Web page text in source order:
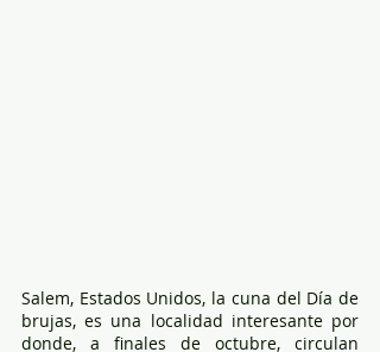
Salem, Estados Unidos, la cuna del Día de
brujas, es una localidad interesante por
donde, a finales de octubre, circulan